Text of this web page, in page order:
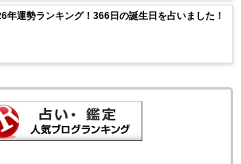
年運勢ランキング！366日の誕生日を占いました！